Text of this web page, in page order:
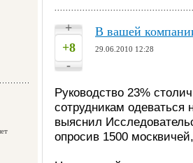
+
+8
-
В вашей
29.06.2010 12:28
Руководство 23%
сотрудникам
выяснил
опросив 1500